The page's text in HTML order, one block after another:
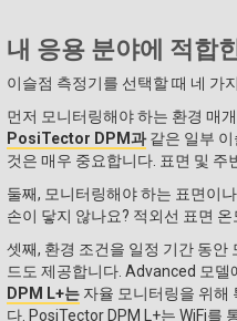
내 응용 분야에 적합
이슬점 측정기를 선택할 때 네 가
먼저 모니터링해야 하는 환경 매
PosiTector DPM과같은 일부 이
것은 매우 중요합니다. 표면 및 주
둘째, 모니터링해야 하는 표면이
손이 닿지 않나요? 적외선 표면
셋째, 환경 조건을 일정 기간 동안
드도 제공합니다. Advanced 모
DPM L+는 자율 모니터링을 위해
다. PosiTector DPM L+는 WiFi를